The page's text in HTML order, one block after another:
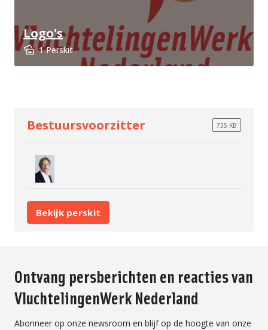
Logo's
1 Perskit
Bestuursvoorzitter 735 KB
Bekijk perskit
Ontvang persberichten en reacties van
VluchtelingenWerk Nederland
Abonneer op onze newsroom en blijf op de hoogte van onze